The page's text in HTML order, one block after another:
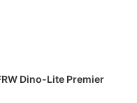
HARGA
Dino-Lite Premier